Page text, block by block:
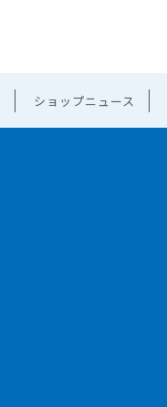
ショップニュース